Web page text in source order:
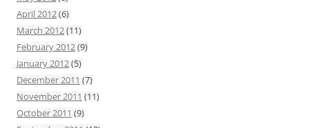
April 2012(6)
March 2012(11)
February 2012(9)
January 2012(5)
December 2011 (7)
November 2011 (11)
October 2011 (9)